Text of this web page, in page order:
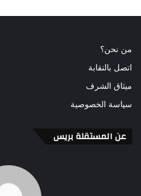
من نحن؟
اتصل بالنقابة
ميثاق الشرف
سياسة الخصوصية
عن المستقلة بريس